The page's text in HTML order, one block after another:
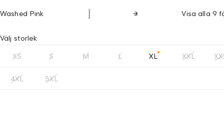
Washed Pink Visa alla 9
Välj storlek
XS S M L XL XXL
4XL 5XL